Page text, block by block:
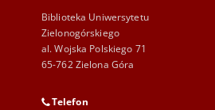
Biblioteka Uniwersytetu
Zielonogórskiego
al. Wojska Polskiego 71
65-762 Zielona Góra
Telefon